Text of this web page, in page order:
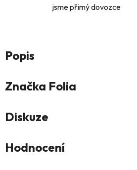
jsme přimý dovozce
Popis
Značka Folia
Diskuze
Hodnocení